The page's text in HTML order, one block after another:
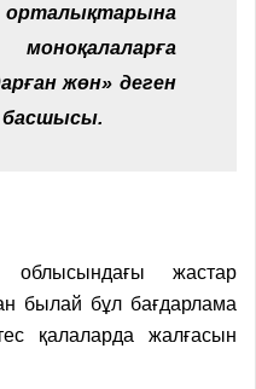
жөн» деген
жастар
былай бұл бағдарлама
қалаларда жалғасын